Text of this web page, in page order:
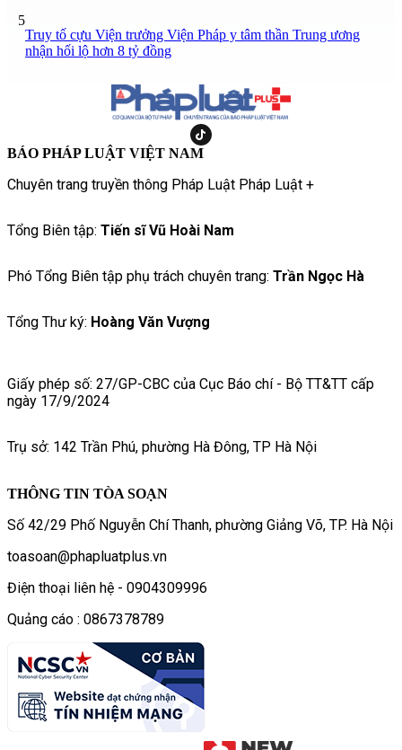
5
Truy tố cựu Viện trưởng Viện Pháp y tâm thần Trung ương
nhận hối lộ hơn 8 tỷ đồng
BÁO PHÁP LUẬT VIỆT NAM
Chuyên trang truyền thông Pháp Luật Pháp Luật +
Tổng Biên tập: Tiến sĩ Vũ Hoài Nam
Phó Tổng Biên tập phụ trách chuyên trang: Trần Ngọc Hà
Tổng Thư ký: Hoàng Văn Vượng
Giấy phép số: 27/GP-CBC của Cục Báo chí - Bộ TT&TT cấp
ngày 17/9/2024
Trụ sở: 142 Trần Phú, phường Hà Đông, TP Hà Nội
THÔNG TIN TÒA SOẠN
Số 42/29 Phố Nguyễn Chí Thanh, phường Giảng Võ, TP. Hà Nội
toasoan@phapluatplus.vn
Điện thoại liên hệ - 0904309996
Quảng cáo : 0867378789